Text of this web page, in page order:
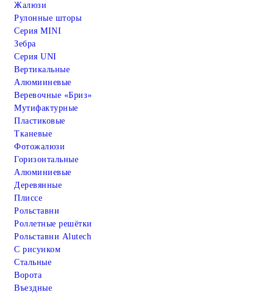
Жалюзи
Рулонные шторы
Серия MINI
Зебра
Серия UNI
Вертикальные
Алюмииневые
Веревочные «Бриз»
Мутифактурные
Пластиковые
Тканевые
Фотожалюзи
Горизонтальные
Алюминиевые
Деревянные
Плиссе
Рольставни
Роллетные решётки
Рольставни Alutech
С рисунком
Стальные
Ворота
Въездные